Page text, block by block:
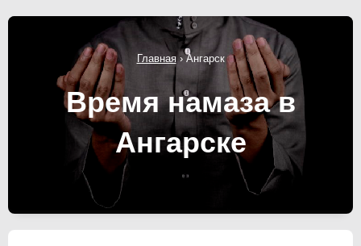
Главная›Ангарск
Время намаза в
Ангарске